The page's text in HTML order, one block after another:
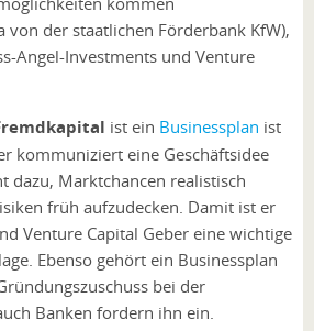
von der staatlichen Förderbank KfW),
Angel-Investments und Venture
ist ein Businessplan ist
kommuniziert eine Geschäftsidee
dazu, Marktchancen realistisch
früh aufzudecken. Damit ist er
Venture Capital Geber eine wichtige
Ebenso gehört ein Businessplan
bei der
Banken fordern ihn ein.